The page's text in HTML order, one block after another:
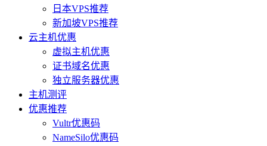
日本VPS推荐
新加坡VPS推荐
云主机优惠
虚拟主机优惠
证书域名优惠
独立服务器优惠
主机测评
优惠推荐
Vultr优惠码
NameSilo优惠码